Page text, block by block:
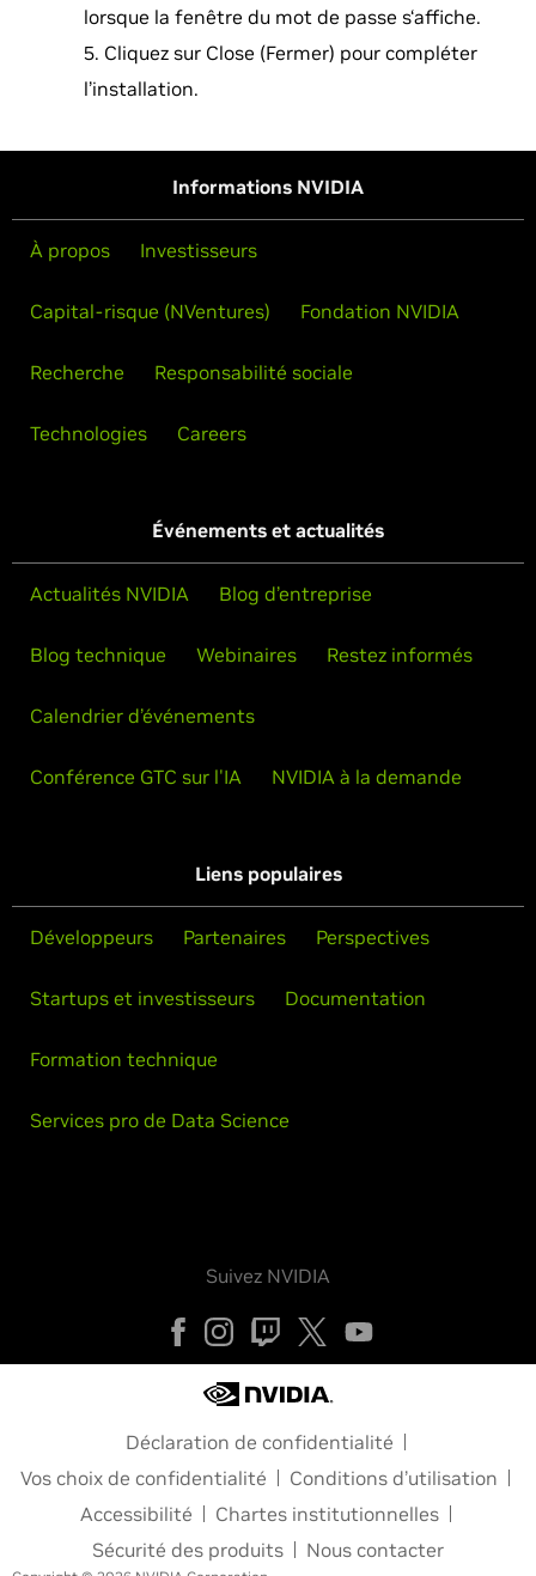
lorsque la fenêtre du mot de passe s‘affiche.
Cliquez sur Close (Fermer) pour compléter
l’installation.
Informations NVIDIA
À propos Investisseurs
Capital-risque (NVentures) Fondation NVIDIA
Recherche Responsabilité sociale
Technologies Careers
Événements et actualités
Actualités NVIDIA Blog d’entreprise
Blog technique Webinaires Restez informés
Calendrier d’événements
Conférence GTC sur l'IA NVIDIA à la demande
Liens populaires
Développeurs Partenaires Perspectives
Startups et investisseurs Documentation
Formation technique
Services pro de Data Science
Suivez NVIDIA
Déclaration de confidentialité
Vos choix de confidentialité
Conditions d’utilisation
Accessibilité
Chartes institutionnelles
Sécurité des produits
Nous contacter